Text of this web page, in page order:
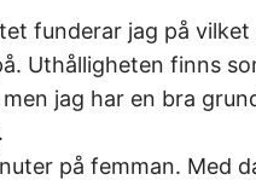
funderar jag på
Uthålligheten finns
jag har en bra
på femman. Med